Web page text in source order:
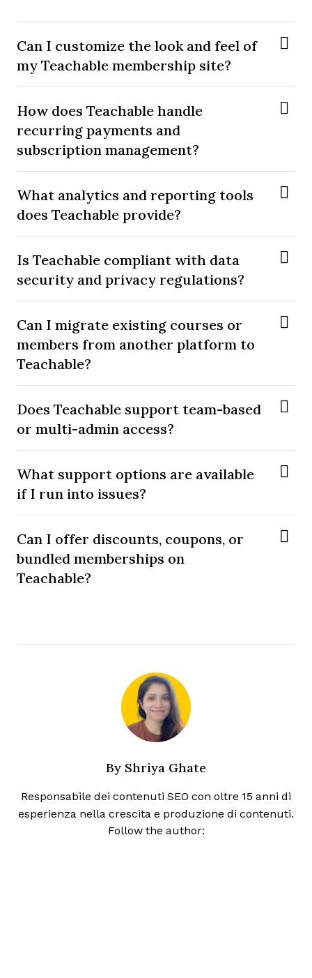
Can I customize the look and feel of
my Teachable membership site?
How does Teachable handle
recurring payments and
subscription management?
What analytics and reporting tools
does Teachable provide?
Is Teachable compliant with data
security and privacy regulations?
Can I migrate existing courses or
members from another platform to
Teachable?
Does Teachable support team-based
or multi-admin access?
What support options are available
if I run into issues?
Can I offer discounts, coupons, or
bundled memberships on
Teachable?
By Shriya Ghate
Responsabile dei contenuti SEO con oltre 15 anni di
esperienza nella crescita e produzione di contenuti.
Follow the author:Opens new window
Opens new window